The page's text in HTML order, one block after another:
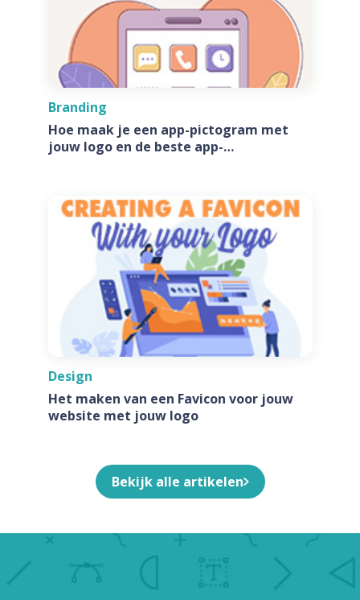
Branding
Hoe maak je een app-pictogram met
jouw logo en de beste app-
Design
Het maken van een Favicon voor jouw
website met jouw logo
Bekijk alle artikelen